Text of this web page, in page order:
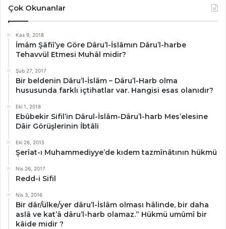
Çok Okunanlar
Kas 9, 2018
İmâm Şâfiî’ye Göre Dâru’l-İslâmın Dâru’l-harbe
Tehavvül Etmesi Muhâl midir?
Şub 27, 2017
Bir beldenin Dâru’l-İslâm – Dâru’l-Harb olma
hususunda farklı içtihatlar var. Hangisi esas olanıdır?
Eki 1, 2018
Ebûbekir Sifil’in Dârul-İslâm-Dâru’l-harb Mes’elesine
Dâir Görüşlerinin İbtâli
Eki 26, 2015
Şerîat-ı Muhammediyye’de kıdem tazmînâtının hükmü
Nis 26, 2017
Redd-i Sifil
Nis 3, 2016
Bir dâr/ülke/yer dâru’l-İslâm olması hâlinde, bir daha
aslâ ve kat’â dâru’l-harb olamaz.” Hükmü umûmî bir
kâide midir ?